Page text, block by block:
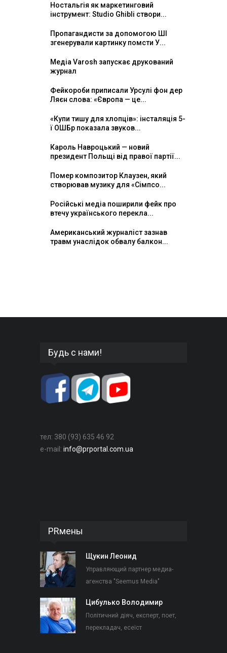
Ностальгія як маркетинговий
інструмент: Studio Ghibli створи...
Пропагандисти за допомогою ШІ
згенерували картинку помсти У...
Медіа Varosh запускає друкований
журнал
Фейкороби приписали Урсулі фон дер
Ляєн слова: «Європа — це...
«Купи тишу для хлопців»: інсталяція 5-
ї ОШБр показала звуков...
Кароль Навроцький — новий
президент Польщі від правої партії...
Помер композитор Клаузен, який
створював музику для «Сімпсо...
Російські медіа поширили фейк про
втечу українського перекла...
Американський журналіст зазнав
травм унаслідок обвалу балкон...
Будь с нами!
тел: 380 (93) 635 46 92
e-mail: info@prportal.com.ua
PRмены
Щукин Леонид
Управляющий партнер медиа-
агенства "Seemus Media"
Цибулько Володимир
Політичний діяч, експерт, поет,
перекладач, есеїст